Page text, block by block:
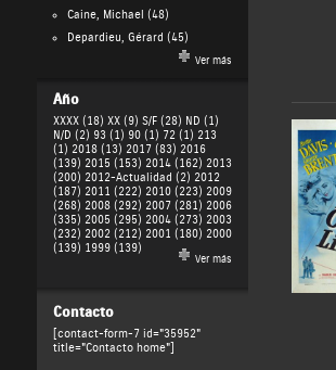
Caine, Michael (48)
Depardieu, Gérard (45)
Ver más
Año
XXXX (18) XX (9) S/F (28) ND (1)
N/D (2) 93 (1) 90 (1) 72 (1) 213
(1) 2018 (13) 2017 (83) 2016
(139) 2015 (153) 2014 (162) 2013
(200) 2012-Actualidad (2) 2012
(187) 2011 (222) 2010 (223) 2009
(268) 2008 (292) 2007 (281) 2006
(335) 2005 (295) 2004 (273) 2003
(232) 2002 (212) 2001 (180) 2000
(139) 1999 (139)
Ver más
Contacto
[contact-form-7 id="35952"
title="Contacto home"]